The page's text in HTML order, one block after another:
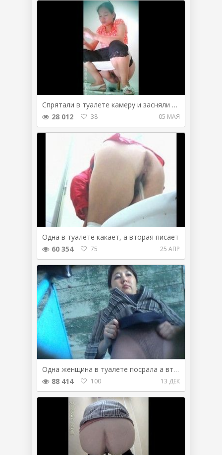
Спрятали в туалете камеру и засняли какающую девушку
28 012
38 05 МАЯ
Одна в туалете какает, а вторая писает
60 354
75 25 АПР
Одна женщина в туалете посрала а вторая поссала, вид снизу
88 414
100 13 ДЕК